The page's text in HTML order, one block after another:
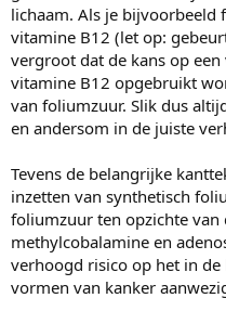
lichaam. Als je bijvoorbeeld
vitamine B12 (let op:
vergroot dat de kans op
vitamine B12 opgebruikt
van foliumzuur. Slik dus
en andersom in de juiste
Tevens de belangrijke
inzetten van synthetisch
foliumzuur ten opzichte
methylcobalamine en
verhoogd risico op het in
vormen van kanker